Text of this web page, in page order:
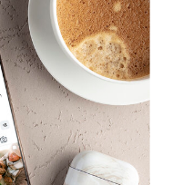
al een
grote vraag is:
succesvol
uittekenen